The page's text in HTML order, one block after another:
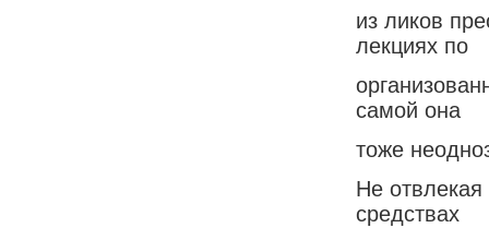
из ликов
лекциях по
самой она
тоже
Не
средствах